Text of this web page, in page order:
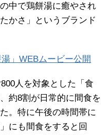
中で鶏餅湯に癒やされ
かさ」というブランド
」WEBムービー公開
人を対象とした「食
約8割が日常的に間食を
。特に午後の時間帯に
にも間食をすると回